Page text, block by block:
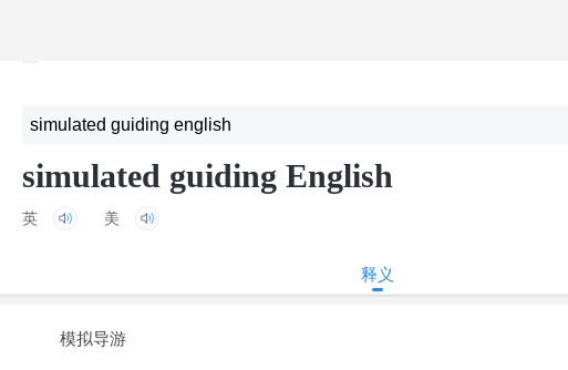
simulated guiding English
英 美
释义
模拟导游